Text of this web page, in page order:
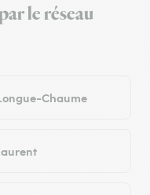
le réseau
Chaume